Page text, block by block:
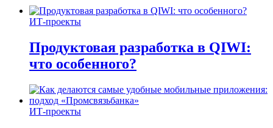
ИТ-проекты
Продуктовая разработка в QIWI:
что особенного?
ИТ-проекты